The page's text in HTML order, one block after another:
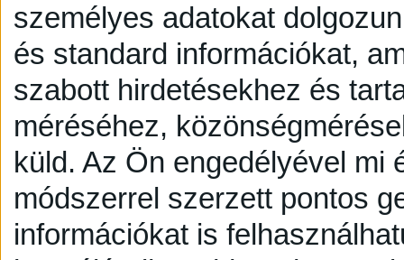
személyes adatokat
és standard információkat,
szabott hirdetésekhez és
méréséhez,
küld. Az Ön engedélyével mi
módszerrel szerzett pontos
információkat is